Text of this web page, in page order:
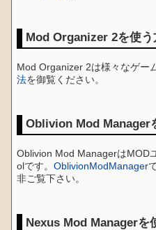
Mod Organizer 2を使
Mod Organizer 2は様々なゲー
法を御覧ください。
Oblivion Mod Manager
Oblivion Mod ManagerはMOD
olです。OblivionModManager
非ご覧下さい。
Nexus Mod Managerを